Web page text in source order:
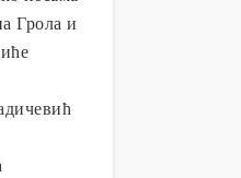
Грола и